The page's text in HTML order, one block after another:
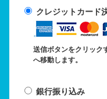
クレジットカード
送信ボタンをクリック
へ移動します。
銀行振り込み